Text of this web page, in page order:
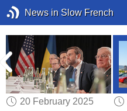
News in Slow French
20 February 2025